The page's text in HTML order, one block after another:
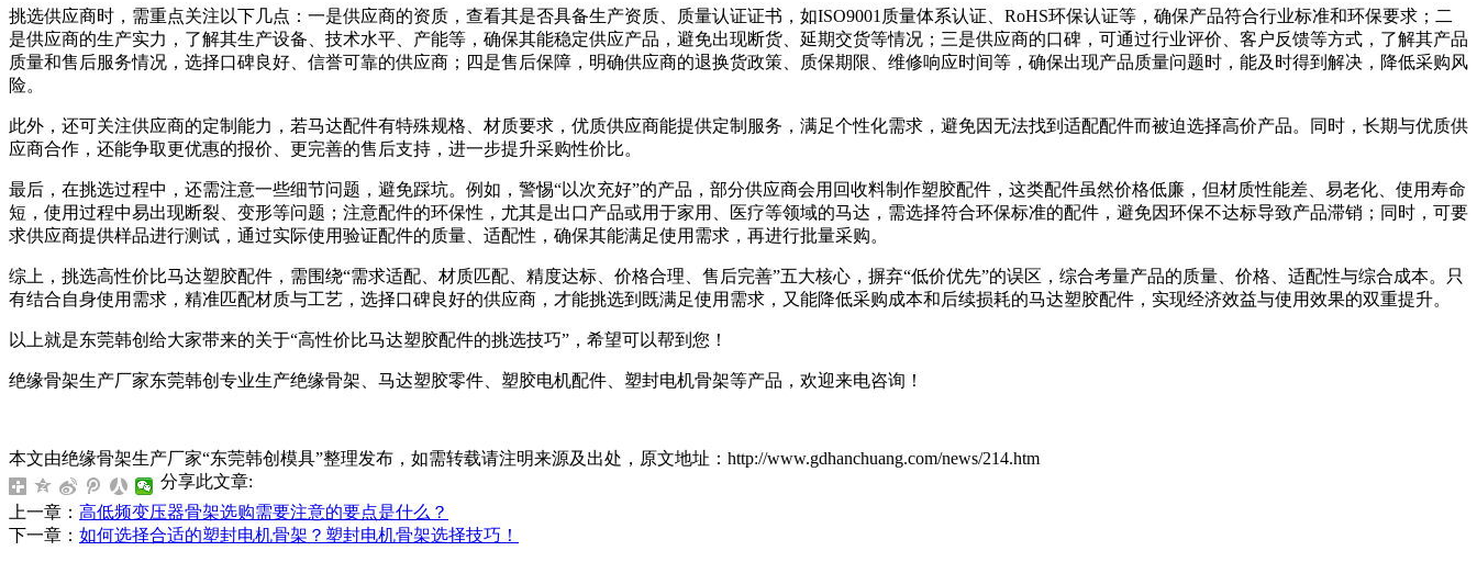
挑选供应商时，需重点关注以下几点：一是供应商的资质，查看其是否具备生产资质、质量认证证书，如ISO9001质量体系认证、RoHS环保认证等，确保产品符合行业标准和环保要求；二
是供应商的生产实力，了解其生产设备、技术水平、产能等，确保其能稳定供应产品，避免出现断货、延期交货等情况；三是供应商的口碑，可通过行业评价、客户反馈等方式，了解其产品
质量和售后服务情况，选择口碑良好、信誉可靠的供应商；四是售后保障，明确供应商的退换货政策、质保期限、维修响应时间等，确保出现产品质量问题时，能及时得到解决，降低采购风
险。
此外，还可关注供应商的定制能力，若马达配件有特殊规格、材质要求，优质供应商能提供定制服务，满足个性化需求，避免因无法找到适配配件而被迫选择高价产品。同时，长期与优质供
应商合作，还能争取更优惠的报价、更完善的售后支持，进一步提升采购性价比。
最后，在挑选过程中，还需注意一些细节问题，避免踩坑。例如，警惕“以次充好”的产品，部分供应商会用回收料制作塑胶配件，这类配件虽然价格低廉，但材质性能差、易老化、使用寿命
短，使用过程中易出现断裂、变形等问题；注意配件的环保性，尤其是出口产品或用于家用、医疗等领域的马达，需选择符合环保标准的配件，避免因环保不达标导致产品滞销；同时，可要
求供应商提供样品进行测试，通过实际使用验证配件的质量、适配性，确保其能满足使用需求，再进行批量采购。
综上，挑选高性价比马达塑胶配件，需围绕“需求适配、材质匹配、精度达标、价格合理、售后完善”五大核心，摒弃“低价优先”的误区，综合考量产品的质量、价格、适配性与综合成本。只
有结合自身使用需求，精准匹配材质与工艺，选择口碑良好的供应商，才能挑选到既满足使用需求，又能降低采购成本和后续损耗的马达塑胶配件，实现经济效益与使用效果的双重提升。
以上就是东莞韩创给大家带来的关于“高性价比马达塑胶配件的挑选技巧”，希望可以帮到您！
绝缘骨架生产厂家东莞韩创专业生产绝缘骨架、马达塑胶零件、塑胶电机配件、塑封电机骨架等产品，欢迎来电咨询！
本文由绝缘骨架生产厂家“东莞韩创模具”整理发布，如需转载请注明来源及出处，原文地址：http://www.gdhanchuang.com/news/214.htm
分享此文章:
上一章： 高低频变压器骨架选购需要注意的要点是什么？
下一章： 如何选择合适的塑封电机骨架？塑封电机骨架选择技巧！